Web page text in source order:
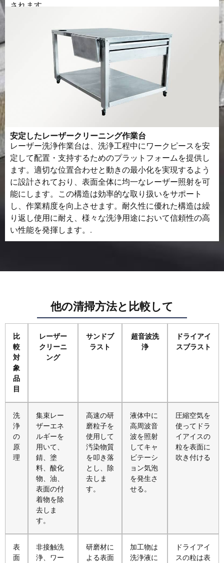
されます。.
安定したレーザークリーニング作業台
レーザー洗浄作業台は、洗浄工程中にワークピースを安
定して配置・支持するためのプラットフォームを提供し
ます。適切な位置合わせと動きの最小化を実現するよう
に設計されており、表面全体に均一なレーザー照射を可
能にします。この構造は効率的な取り扱いをサポート
し、作業精度を向上させます。耐久性に優れた構造は繰
り返し使用に耐え、様々な洗浄用途において信頼性の高
い性能を発揮します。.
他の清掃方法と比較して
比
較
対
象
品
目
レーザー
クリーニ
ング
サンドブ
ラスト
超音波洗
浄
ドライアイ
スブラスト
洗
浄
の
原
理
集束レー
ザーエネ
ルギーを
用いて、
錆、塗
料、酸化
物、油、
表面の付
着物を除
去しま
す。
高速の研
磨粒子を
使用して
汚染物質
を叩き落
とし、除
去しま
す。
液体中に
高周波音
波を照射
してキャ
ビテーシ
ョン気泡
を発生さ
せる。
圧縮空気を
使ってドラ
イアイスの
粒を表面に
吹き付ける
表
面
非接触洗
浄、ワー
研磨材に
よる表面
加工物は
洗浄液に
ドライアイ
スの粒は表